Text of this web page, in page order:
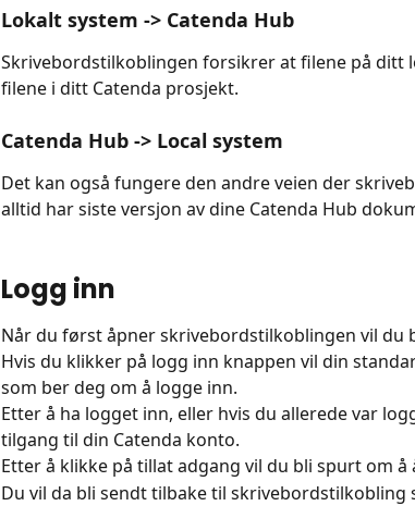
Lokalt system -> Catenda Hub
Skrivebordstilkoblingen forsikrer at filene på ditt
filene i ditt Catenda prosjekt.
Catenda Hub -> Local system
Det kan også fungere den andre veien der
alltid har siste versjon av dine Catenda Hub
Logg inn
Når du først åpner skrivebordstilkoblingen vil du
Hvis du klikker på logg inn knappen vil din
som ber deg om å logge inn.
Etter å ha logget inn, eller hvis du allerede var
tilgang til din Catenda konto.
Etter å klikke på tillat adgang vil du bli spurt om
Du vil da bli sendt tilbake til skrivebordstilkobling